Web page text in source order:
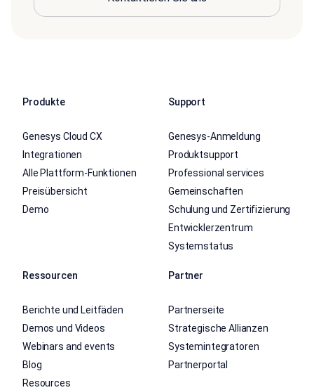
Produkte
Genesys Cloud CX
Integrationen
Alle Plattform-Funktionen
Preisübersicht
Demo
Support
Genesys-Anmeldung
Produktsupport
Professional services
Gemeinschaften
Schulung und Zertifizierung
Entwicklerzentrum
Systemstatus
Ressourcen
Berichte und Leitfäden
Demos und Videos
Webinars and events
Blog
Resources
Partner
Partnerseite
Strategische Allianzen
Systemintegratoren
Partnerportal